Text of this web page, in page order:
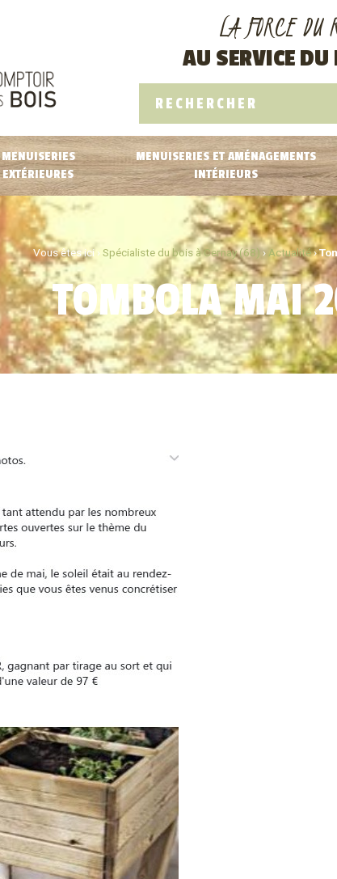
LA FORCE DU
AU SERVICE DU
MENUISERIES
EXTÉRIEURES
MENUISERIES ET AMÉNAGEMENTS
INTÉRIEURS
Vous êtes ici › Spécialiste du bois à Cernay (68) ›Actualité›
TOMBOLA MAI